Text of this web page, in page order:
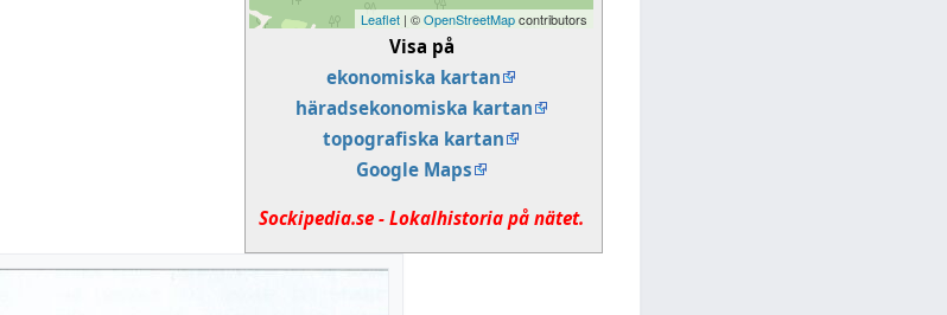
Leaflet | ©OpenStreetMapcontributors
Visa på
ekonomiska kartan
häradsekonomiska kartan
topografiska kartan
Google Maps
Sockipedia.se - Lokalhistoria på nätet.